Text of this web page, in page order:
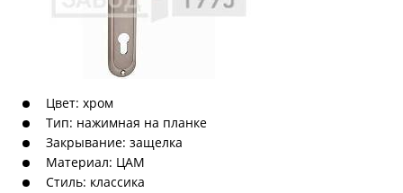
Цвет: хром
Тип: нажимная на планке
Закрывание: защелка
Материал: ЦАМ
Стиль: классика